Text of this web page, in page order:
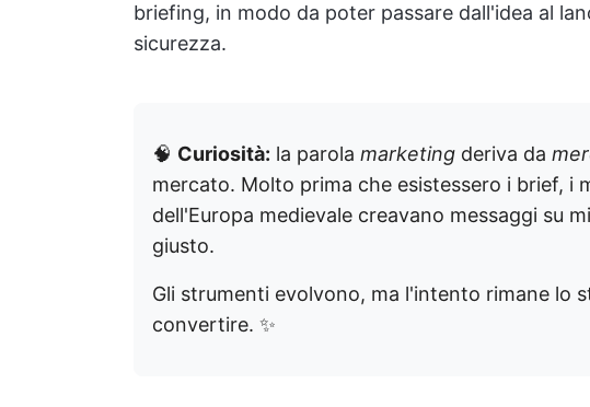
briefing, in modo da poter passare dall'idea al
sicurezza.
🧠 Curiosità: la parola marketing deriva da
mercato. Molto prima che esistessero i brief, i
dell'Europa medievale creavano messaggi su
giusto.
Gli strumenti evolvono, ma l'intento rimane lo
convertire. ✨